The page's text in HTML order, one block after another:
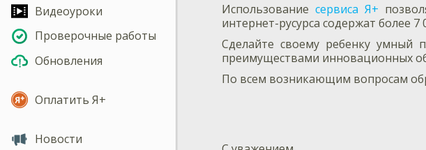
Видеоуроки
Проверочные работы
Обновления
Оплатить Я+
Новости
Использованиесервиса Я+
интернет-русурса содержат более
Сделайте своему ребенку умный
преимуществами инновационных
По всем возникающим вопросам